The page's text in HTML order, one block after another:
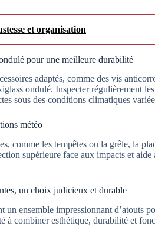
et organisation
pour une meilleure durabilité
adaptés, comme des vis
ondulé. Inspecter régulièrement
sous des conditions climatiques
météo
comme les tempêtes ou la grêle, la
supérieure face aux impacts et aide
un choix judicieux et durable
un ensemble impressionnant d’atouts
à combiner esthétique, durabilité et